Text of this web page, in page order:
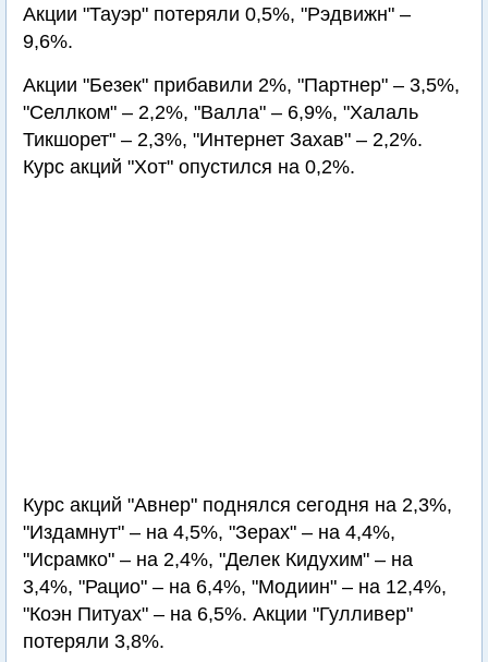
Акции "Тауэр" потеряли 0,5%, "Рэдвижн" –
9,6%.
Акции "Безек" прибавили 2%, "Партнер" – 3,5%,
"Селлком" – 2,2%, "Валла" – 6,9%, "Халаль
Тикшорет" – 2,3%, "Интернет Захав" – 2,2%.
Курс акций "Хот" опустился на 0,2%.
Курс акций "Авнер" поднялся сегодня на 2,3%,
"Издамнут" – на 4,5%, "Зерах" – на 4,4%,
"Исрамко" – на 2,4%, "Делек Кидухим" – на
3,4%, "Рацио" – на 6,4%, "Модиин" – на 12,4%,
"Коэн Питуах" – на 6,5%. Акции "Гулливер"
потеряли 3,8%.